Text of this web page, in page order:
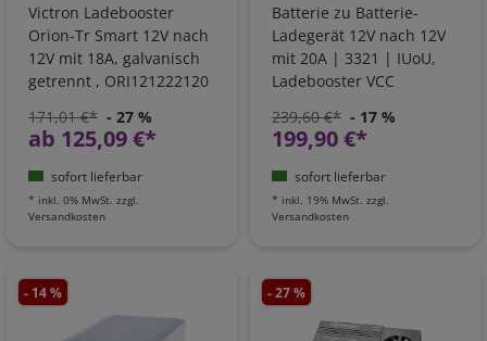
Victron Ladebooster
Orion-Tr Smart 12V nach
12V mit 18A, galvanisch
getrennt , ORI121222120
171,01 €* - 27 %
ab 125,09 €*
sofort lieferbar
* inkl. 0% MwSt. zzgl.
Versandkosten
Batterie zu Batterie-
Ladegerät 12V nach 12V
mit 20A | 3321 | IUoU,
Ladebooster VCC
239,60 €* - 17 %
199,90 €*
sofort lieferbar
* inkl. 19% MwSt. zzgl.
Versandkosten
- 14 % - 27 %